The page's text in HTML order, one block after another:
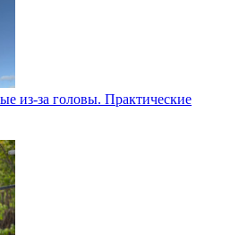
из-за головы. Практические